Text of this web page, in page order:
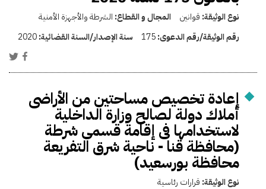
نوع الوثيقة: قوانين المجال و القطاع: الشرطة والأجهزة الأمنية
رقم الوثيقة/رقم الدعوى:175 سنة الإصدار/السنة القضائية:2020
إعادة تخصيص مساحتين من الأراضى
أملاك دولة لصالح وزارة الداخلية
لاستخدامها فى إقامة قسمى شرطة
(محافظة قنا - ناحية شرق التفريعة
محافظة بورسعيد)
نوع الوثيقة: قرارات رئاسية